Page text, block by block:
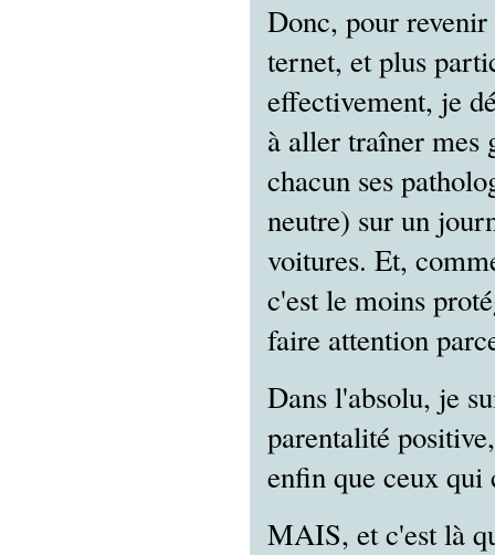
Donc, pour revenir
ternet, et plus
effectivement, je
à aller traîner mes
chacun ses
neutre) sur un
voitures. Et,
c'est le moins
faire attention
Dans l'absolu, je
parentalité
enfin que ceux qui
MAIS, et c'est là